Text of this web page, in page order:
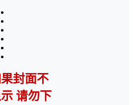
封面不
请勿下